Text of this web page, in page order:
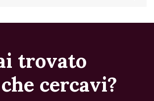
trovato
cercavi?